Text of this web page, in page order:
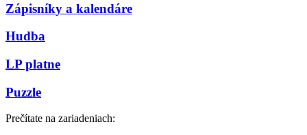
Zápisníky a kalendáre
Hudba
LP platne
Puzzle
Prečítate na zariadeniach: